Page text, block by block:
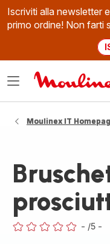
Iscriviti alla newsletter
primo ordine! Non farti
Apri
Moulinex IT
- /5 -